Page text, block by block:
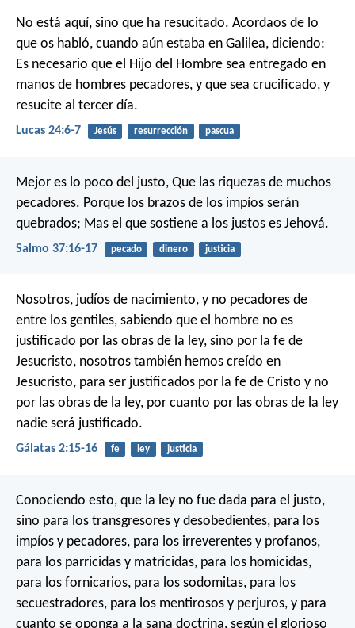
No está aquí, sino que ha resucitado. Acordaos de lo
que os habló, cuando aún estaba en Galilea, diciendo:
Es necesario que el Hijo del Hombre sea entregado en
manos de hombres pecadores, y que sea crucificado, y
resucite al tercer día.
Lucas 24:6-7 Jesús resurrección pascua
Mejor es lo poco del justo, Que las riquezas de muchos
pecadores. Porque los brazos de los impíos serán
quebrados; Mas el que sostiene a los justos es Jehová.
Salmo 37:16-17 pecado dinero justicia
Nosotros, judíos de nacimiento, y no pecadores de
entre los gentiles, sabiendo que el hombre no es
justificado por las obras de la ley, sino por la fe de
Jesucristo, nosotros también hemos creído en
Jesucristo, para ser justificados por la fe de Cristo y no
por las obras de la ley, por cuanto por las obras de la ley
nadie será justificado.
Gálatas 2:15-16 fe ley justicia
Conociendo esto, que la ley no fue dada para el justo,
sino para los transgresores y desobedientes, para los
impíos y pecadores, para los irreverentes y profanos,
para los parricidas y matricidas, para los homicidas,
para los fornicarios, para los sodomitas, para los
secuestradores, para los mentirosos y perjuros, y para
cuanto se oponga a la sana doctrina, según el glorioso